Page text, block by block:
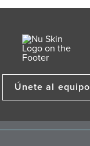
Únete al equipo